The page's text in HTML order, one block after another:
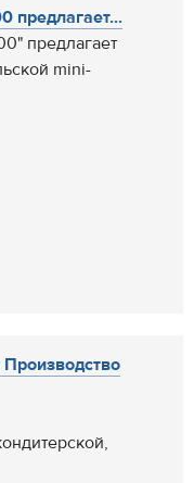
предлагает...
предлагает
mini-